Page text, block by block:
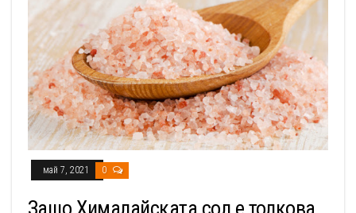
май 7, 2021 0
Защо Хималайската сол е толкова